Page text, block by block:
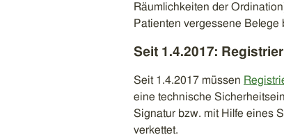
Räumlichkeiten der
Patienten vergessene
Seit 1.4.2017:
Seit 1.4.2017 müssen
eine technische
Signatur bzw. mit Hilfe eines
verkettet.